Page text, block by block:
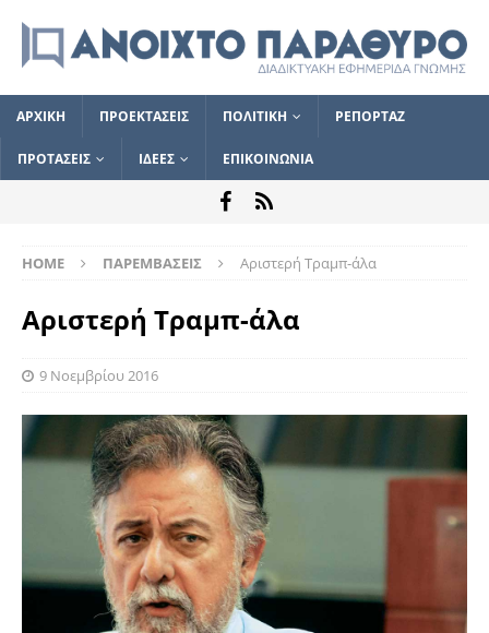
ΑΡΧΙΚΗ ΠΡΟΕΚΤΑΣΕΙΣ ΠΟΛΙΤΙΚΗ ΡΕΠΟΡΤΑΖ
ΠΡΟΤΑΣΕΙΣ ΙΔΕΕΣ ΕΠΙΚΟΙΝΩΝΙΑ
HOME ΠΑΡΕΜΒΑΣΕΙΣ Αριστερή Τραμπ-άλα
Αριστερή Τραμπ-άλα
9 Νοεμβρίου 2016